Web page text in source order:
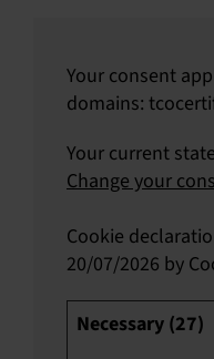
Your consent
domains:
Your current
Change your
Cookie
20/07/2026 by
Necessary (27)